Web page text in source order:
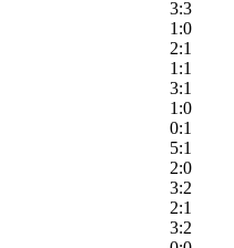
3:3
1:0
2:1
1:1
3:1
1:0
0:1
5:1
2:0
3:2
2:1
3:2